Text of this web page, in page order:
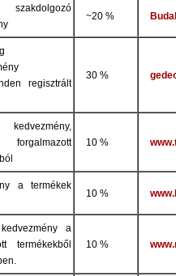
~20 %
regisztrált
30 %
10 %
a termékek
10 %
a
termékekből
10 %